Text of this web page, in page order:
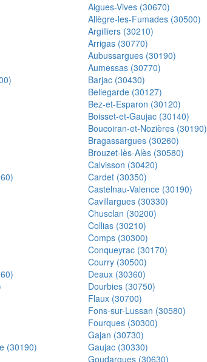
Aigues-Vives (30670)
Allègre-les-Fumades (30500)
Argilliers (30210)
Arrigas (30770)
Aubussargues (30190)
Aumessas (30770)
Barjac (30430)
Bellegarde (30127)
Bez-et-Esparon (30120)
Boisset-et-Gaujac (30140)
Boucoiran-et-Nozières (30190)
Bragassargues (30260)
Brouzet-lès-Alès (30580)
Calvisson (30420)
Cardet (30350)
Castelnau-Valence (30190)
Cavillargues (30330)
Chusclan (30200)
Collias (30210)
Comps (30300)
Conqueyrac (30170)
Courry (30500)
Deaux (30360)
Dourbies (30750)
Flaux (30700)
Fons-sur-Lussan (30580)
Fourques (30300)
Gajan (30730)
(30190)
Gaujac (30330)
Goudargues (30630)